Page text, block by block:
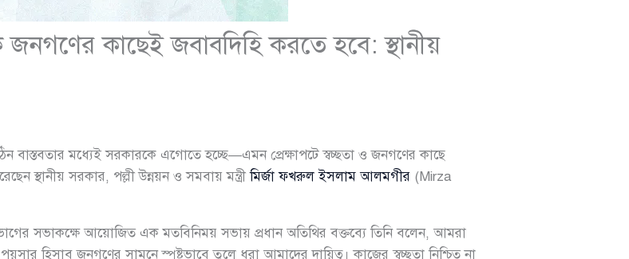
কাছেই জবাবদিহি করতে হবে: স্থানীয়
বাস্তবতার মধ্যেই সরকারকে এগোতে হচ্ছে—এমন প্রেক্ষাপটে স্বচ্ছতা ও জনগণের কাছে
স্থানীয় সরকার, পল্লী উন্নয়ন ও সমবায় মন্ত্রীমির্জা ফখরুল ইসলাম আলমগীর (Mirza
সভাকক্ষে আয়োজিত এক মতবিনিময় সভায় প্রধান অতিথির বক্তব্যে তিনি বলেন, আমরা
হিসাব জনগণের সামনে স্পষ্টভাবে তুলে ধরা আমাদের দায়িত্ব। কাজের স্বচ্ছতা নিশ্চিত না